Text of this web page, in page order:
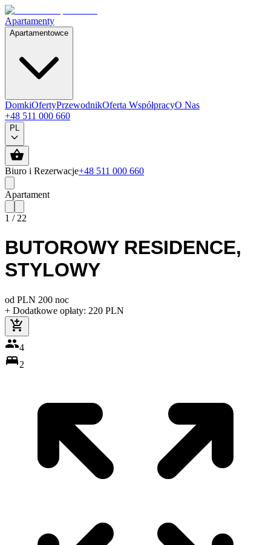
Apartamenty
Apartamentowce
DomkiOfertyPrzewodnikOferta WspółpracyO Nas
+48 511 000 660
PL
Biuro i Rezerwacje+48 511 000 660
Apartament
1 / 22
BUTOROWY RESIDENCE,
STYLOWY
od PLN 200 noc
+ Dodatkowe opłaty: 220 PLN
4
2